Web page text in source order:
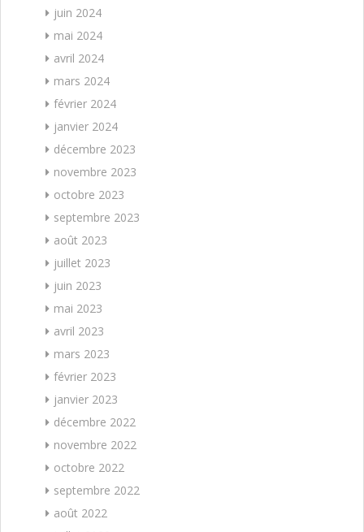
juin 2024
mai 2024
avril 2024
mars 2024
février 2024
janvier 2024
décembre 2023
novembre 2023
octobre 2023
septembre 2023
août 2023
juillet 2023
juin 2023
mai 2023
avril 2023
mars 2023
février 2023
janvier 2023
décembre 2022
novembre 2022
octobre 2022
septembre 2022
août 2022